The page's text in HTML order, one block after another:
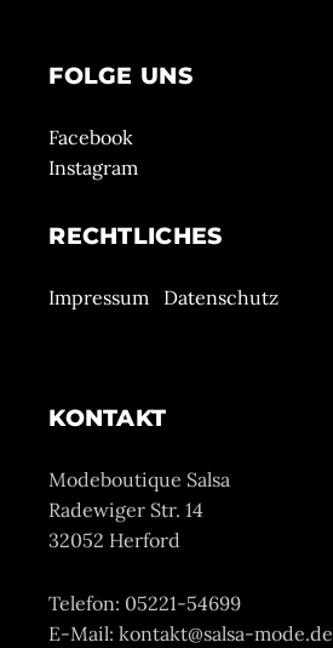
FOLGE UNS
Facebook
Instagram
RECHTLICHES
Impressum Datenschutz
KONTAKT
Modeboutique Salsa
Radewiger Str. 14
32052 Herford
Telefon: 05221-54699
E-Mail: kontakt@salsa-mode.de